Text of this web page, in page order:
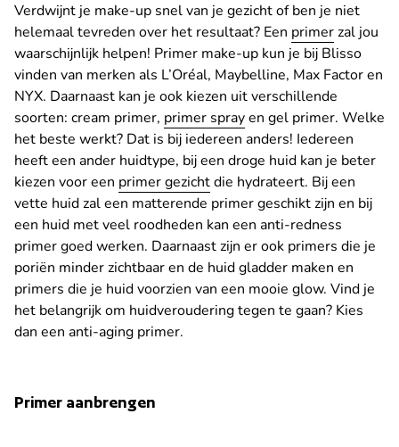
Verdwijnt je make-up snel van je gezicht of ben je niet
helemaal tevreden over het resultaat? Een primerzal jou
waarschijnlijk helpen! Primer make-up kun je bij Blisso
vinden van merken als L’Oréal, Maybelline, Max Factor en
NYX. Daarnaast kan je ook kiezen uit verschillende
soorten: cream primer, primer sprayen gel primer. Welke
het beste werkt? Dat is bij iedereen anders! Iedereen
heeft een ander huidtype, bij een droge huid kan je beter
kiezen voor een primer gezichtdie hydrateert. Bij een
vette huid zal een matterende primer geschikt zijn en bij
een huid met veel roodheden kan een anti-redness
primer goed werken. Daarnaast zijn er ook primers die je
poriën minder zichtbaar en de huid gladder maken en
primers die je huid voorzien van een mooie glow. Vind je
het belangrijk om huidveroudering tegen te gaan? Kies
dan een anti-aging primer.
Primer aanbrengen